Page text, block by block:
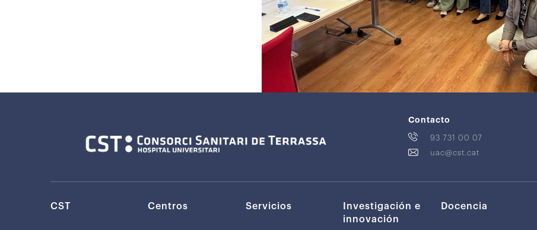
Contacto
93 731 00 07
uac@cst.cat
CST Centros Servicios
Investigación e
innovación
Docencia